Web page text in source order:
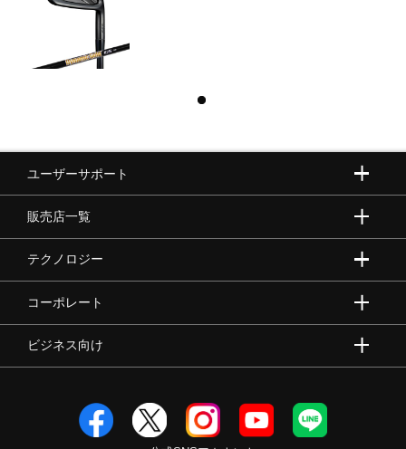
ユーザーサポート
販売店一覧
テクノロジー
コーポレート
ビジネス向け